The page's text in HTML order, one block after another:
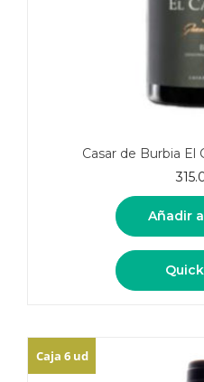
Casar de Burbia El
Añadir
Caja 6 ud